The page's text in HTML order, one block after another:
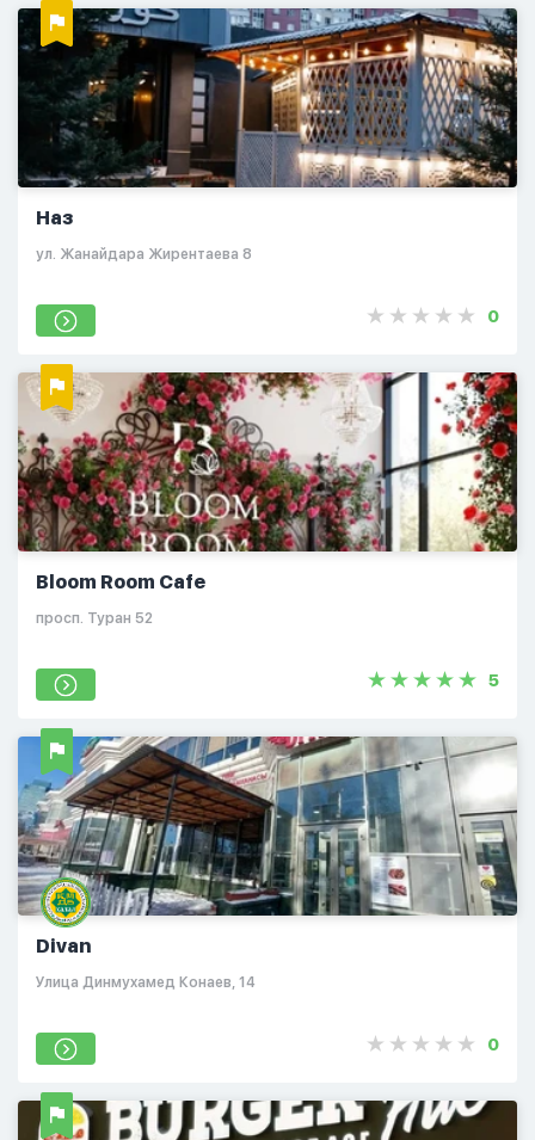
Наз
ул. Жанайдара Жирентаева 8
0
Bloom Room Cafe
просп. Туран 52
5
Divan
​Улица Динмухамед Конаев, 14​
0